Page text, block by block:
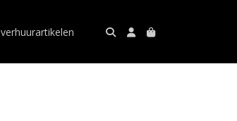
verhuurartikelen